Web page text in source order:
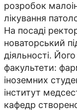
розробок
лікування
На посаді
новаторський
діяльності.
факультети:
іноземних
інститут
кафедр